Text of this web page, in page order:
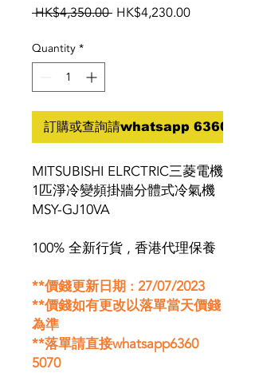
HK$4,350.00 Regular
HK$4,230.00Sale
Quantity *
訂購或查詢請whatsapp 6360
MITSUBISHI ELRCTRIC三菱電機
1匹淨冷變頻掛牆分體式冷氣機
MSY-GJ10VA
100% 全新行貨 , 香港代理保養
**價錢更新日期 : 27/07/2023
**價錢如有更改以落單當天價錢
為準
**落單請直接whatsapp6360
5070